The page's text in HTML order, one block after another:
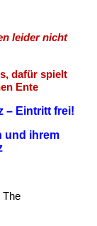
leider nicht
dafür spielt
Ente
– Eintritt frei!
und ihrem
The